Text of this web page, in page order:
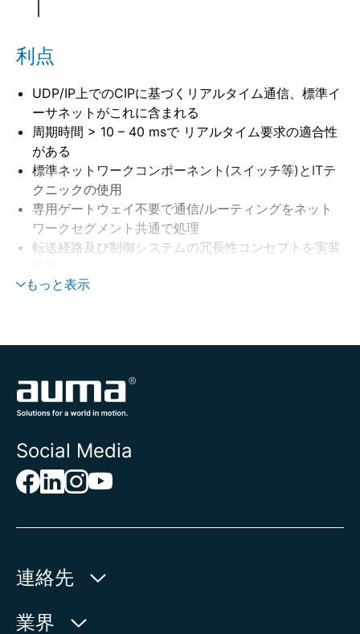
利点
UDP/IP上でのCIPに基づくリアルタイム通信、標準イ
ーサネットがこれに含まれる
周期時間 > 10 – 40 msで リアルタイム要求の適合性
がある
標準ネットワークコンポーネント(スイッチ等)とITテ
クニックの使用
専用ゲートウェイ不要で通信/ルーティングをネット
ワークセグメント共通で処理
転送経路及び制御システムの冗長性コンセプトを実装
もっと表示
Social Media
連絡先
AUMA Riester
業界